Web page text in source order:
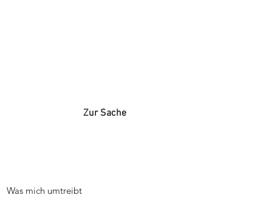
Zur Sache
Was mich umtreibt